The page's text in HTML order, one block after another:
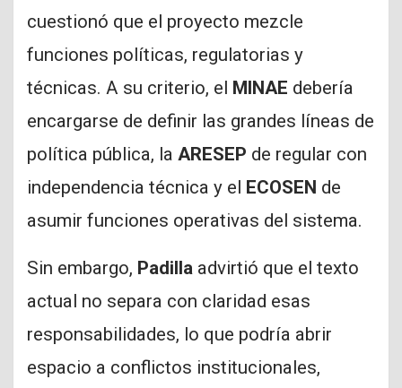
cuestionó que el proyecto mezcle
funciones políticas, regulatorias y
técnicas. A su criterio, el MINAE debería
encargarse de definir las grandes líneas de
política pública, la ARESEP de regular con
independencia técnica y el ECOSEN de
asumir funciones operativas del sistema.
Sin embargo, Padilla advirtió que el texto
actual no separa con claridad esas
responsabilidades, lo que podría abrir
espacio a conflictos institucionales,